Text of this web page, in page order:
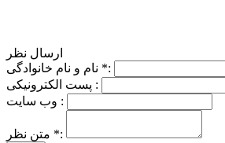
ارسال نظر
*:
پست الکترونیکی :
وب سایت :
*: